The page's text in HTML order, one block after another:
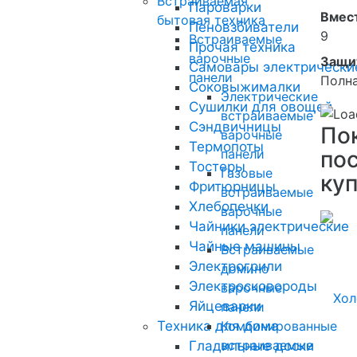
Пароварки
Пеновзбиватели
Прочая техника
Самовары
Соковыжималки
Сушилки для овощей
Сэндвичницы
Термопоты
Тостеры
Фритюрницы
Хлебопечки
Чайники электрические
Чайные машины
Электрогрили
Электросковороды
Яйцеварки
Техника для дома
Гладильные доски
бытовая техника
Встраиваемые
варочные
панели
Электрические
встраиваемые
варочные
панели
Газовые
встраиваемые
варочные
панели
Встраиваемые
домино
варочные
панели
Комбинированные
встраиваемые
9